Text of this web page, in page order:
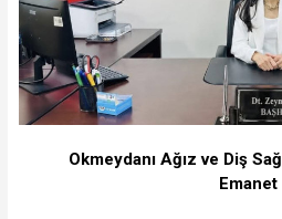
Okmeydanı Ağız ve Diş
Emanet